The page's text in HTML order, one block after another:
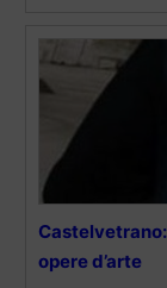
opere d’arte